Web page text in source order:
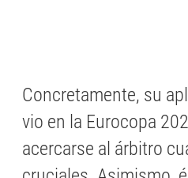
Concretamente, su
vio en la Eurocopa
acercarse al árbitro